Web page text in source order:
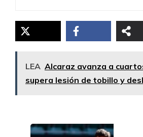
LEA Alcaraz avanza a
supera lesión de tobillo y